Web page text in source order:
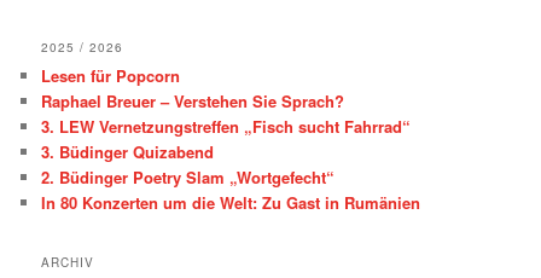
2025 / 2026
Lesen für Popcorn
Raphael Breuer – Verstehen Sie Sprach?
3. LEW Vernetzungstreffen „Fisch sucht Fahrrad“
3. Büdinger Quizabend
2. Büdinger Poetry Slam „Wortgefecht“
In 80 Konzerten um die Welt: Zu Gast in Rumänien
ARCHIV